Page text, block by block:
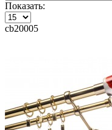
Показать:
cb20005